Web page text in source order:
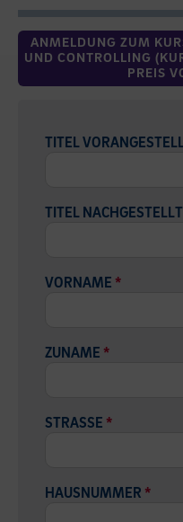
ANMELDUNG ZUM
UND CONTROLLING
PREIS
TITEL
TITEL NACHGESTELLT
VORNAME *
ZUNAME *
STRASSE *
HAUSNUMMER *